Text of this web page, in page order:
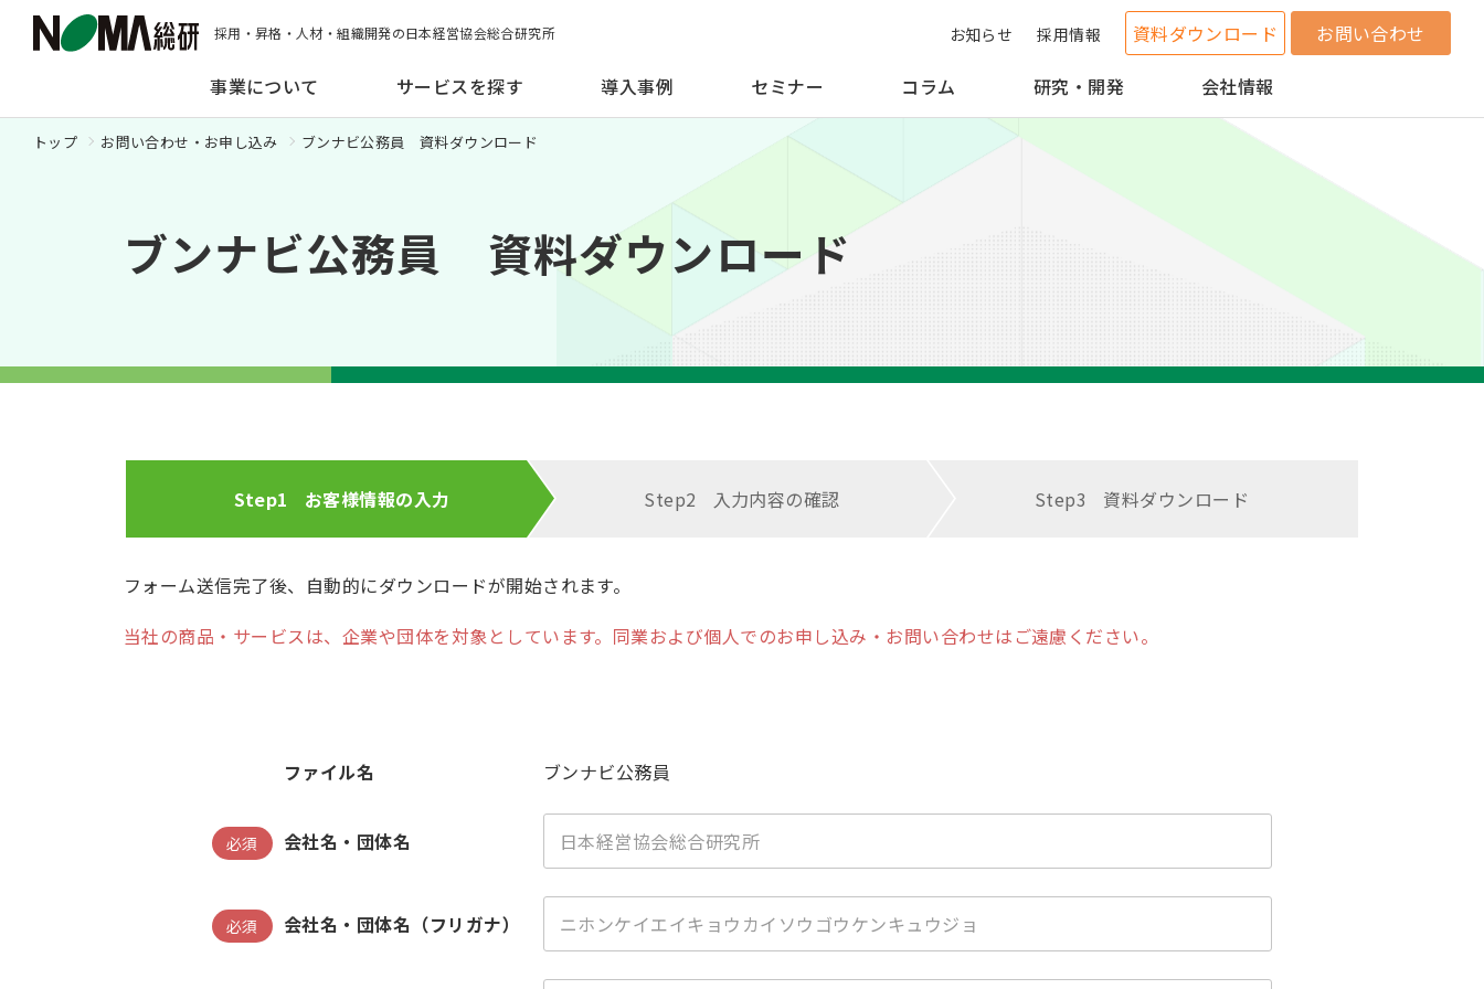
採用・昇格・人材・組織開発の日本経営協会総合研究所 お知らせ 採用情報 資料ダウンロード
お問い合わせ
事業について
サービスを探す 導入事例 セミナー コラム 研究・開発 会社情報
トップ お問い合わせ・お申し込み ブンナビ公務員 資料ダウンロード
ブンナビ公務員 資料ダウンロード
Step1 お客様情報の入力 Step2 入力内容の確認 Step3 資料ダウンロード
フォーム送信完了後、自動的にダウンロードが開始されます。
当社の商品・サービスは、企業や団体を対象としています。同業および個人でのお申し込み・お問い合わせはご遠慮ください。
ファイル名 ブンナビ公務員
必須 会社名・団体名
必須 会社名・団体名（フリガナ）